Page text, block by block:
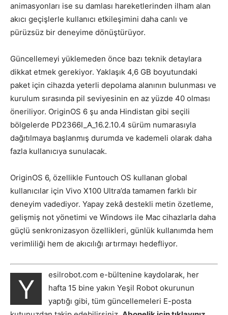
animasyonları ise su damlası hareketlerinden ilham alan
akıcı geçişlerle kullanıcı etkileşimini daha canlı ve
pürüzsüz bir deneyime dönüştürüyor.
Güncellemeyi yüklemeden önce bazı teknik detaylara
dikkat etmek gerekiyor. Yaklaşık 4,6 GB boyutundaki
paket için cihazda yeterli depolama alanının bulunması ve
kurulum sırasında pil seviyesinin en az yüzde 40 olması
öneriliyor. OriginOS 6 şu anda Hindistan gibi seçili
bölgelerde PD2366I_A_16.2.10.4 sürüm numarasıyla
dağıtılmaya başlanmış durumda ve kademeli olarak daha
fazla kullanıcıya sunulacak.
OriginOS 6, özellikle Funtouch OS kullanan global
kullanıcılar için Vivo X100 Ultra’da tamamen farklı bir
deneyim vadediyor. Yapay zekâ destekli metin özetleme,
gelişmiş not yönetimi ve Windows ile Mac cihazlarla daha
güçlü senkronizasyon özellikleri, günlük kullanımda hem
verimliliği hem de akıcılığı artırmayı hedefliyor.
Y
esilrobot.com e-bültenine kaydolarak, her
hafta 15 bine yakın Yeşil Robot okurunun
yaptığı gibi, tüm güncellemeleri E-posta